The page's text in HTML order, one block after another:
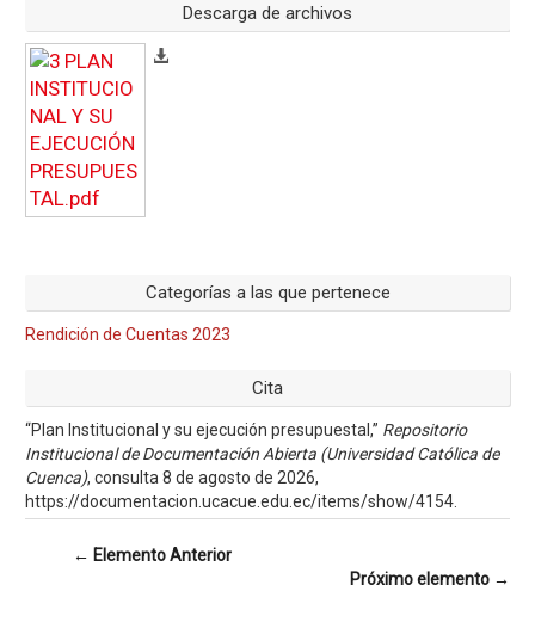
Descarga de archivos
Categorías a las que pertenece
Rendición de Cuentas 2023
Cita
“Plan Institucional y su ejecución presupuestal,” Repositorio
Institucional de Documentación Abierta (Universidad Católica de
Cuenca), consulta 8 de agosto de 2026,
https://documentacion.ucacue.edu.ec/items/show/4154
← Elemento Anterior
Próximo elemento →